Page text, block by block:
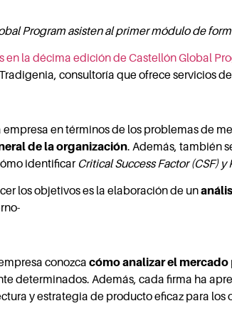
Program asisten al primer módulo de
en la décima edición de Castellón Global
consultoría que ofrece servicios
en términos de los problemas de
de la organización. Además, también
identificar Critical Success Factor (CSF)
los objetivos es la elaboración de un
conozca cómo analizar el mercado
determinados. Además, cada firma ha
y estrategia de producto eficaz para los